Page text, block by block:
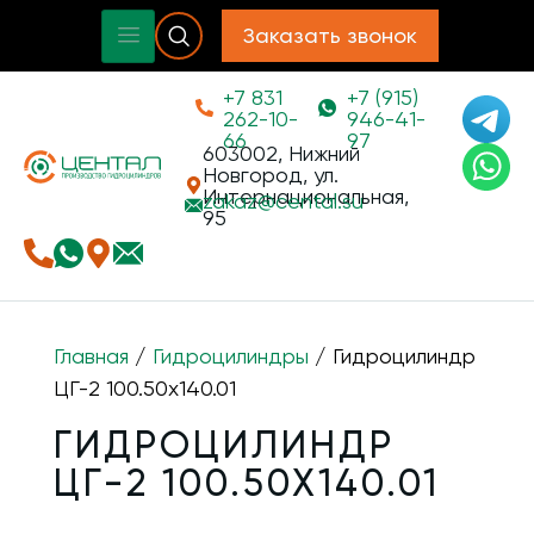
Заказать звонок
+7 831
262-10-
66
+7 (915)
946-41-
97
603002, Нижний
Новгород, ул.
Интернациональная,
95
zakaz@cental.su
Главная / Гидроцилиндры / Гидроцилиндр
ЦГ-2 100.50х140.01
ГИДРОЦИЛИНДР
ЦГ-2 100.50Х140.01